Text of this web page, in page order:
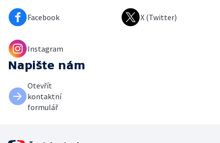
Facebook X (Twitter)
Instagram
Napište nám
Otevřít
kontaktní
formulář